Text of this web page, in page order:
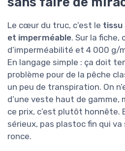
Le cœur du truc, c’est le tissu
et imperméable. Sur la fiche,
d’imperméabilité et 4 000 g/
En langage simple : ça doit
problème pour de la pêche
un peu de transpiration. On
d’une veste haut de gamme,
ce prix, c’est plutôt honnête.
sérieux, pas plastoc fin qui
ronce.